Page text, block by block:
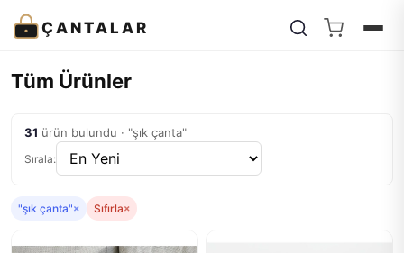
ÇANTALAR
Tüm Ürünler
31 ürün bulundu · "şık çanta"
Sırala:
"şık çanta"× Sıfırla×